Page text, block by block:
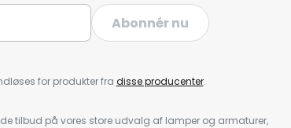
Abonnér nu
for produkter fra disse producenter.
tilbud på vores store udvalg af lamper og armaturer,